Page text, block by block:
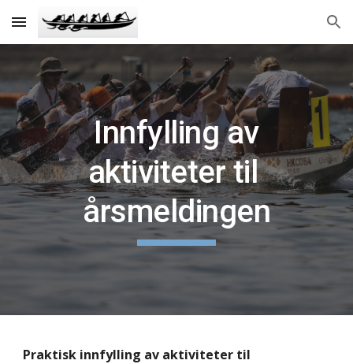
Skip to main content Skip to navigation
Innfylling av
aktiviteter til
årsmeldingen
Praktisk innfylling av aktiviteter til